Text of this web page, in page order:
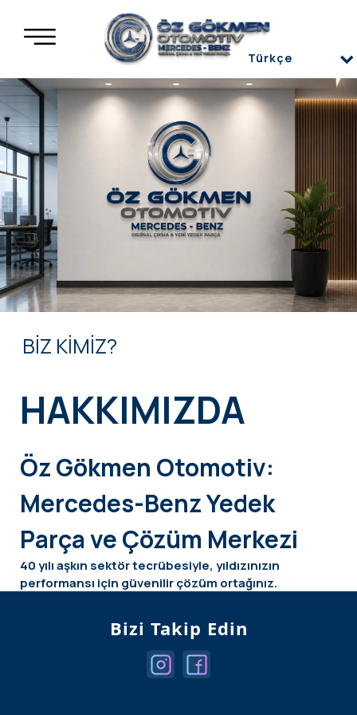
BİZ KİMİZ?
HAKKIMIZDA
Öz Gökmen Otomotiv:
Mercedes-Benz Yedek
Parça ve Çözüm Merkezi
40 yılı aşkın sektör tecrübesiyle, yıldızınızın
performansı için güvenilir çözüm ortağınız.
kalite, güven ve kusursuz müşteri memnuniyetini
temel alarak hizmet vermektedir. Mercedes-Benz
tutkunlarının tüm ihtiyaçlarını karşılamak adına;
Türkçe
Türkçe
English
Bizi Takip Edin